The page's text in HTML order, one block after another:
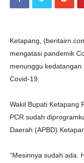
Ketapang,
mengatasi pandemik
menunggu
Covid-19.
Wakil Bupati Ketapang
PCR sudah
Daerah (APBD)
“Mesinnya sudah ada.